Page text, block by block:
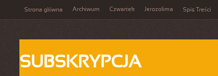
Strona główna Archiwum Czwartek Jerozolima Spis Treści
SUBSKRYPCJA